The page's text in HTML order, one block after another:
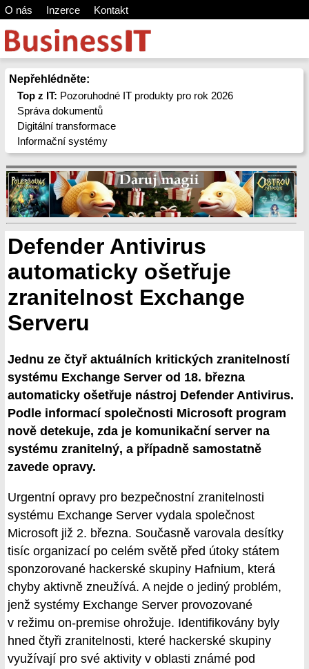
O nás Inzerce Kontakt
Nepřehlédněte:
Top z IT: Pozoruhodné IT produkty pro rok 2026
Správa dokumentů
Digitální transformace
Informační systémy
Defender Antivirus
automaticky ošetřuje
zranitelnost Exchange
Serveru
Jednu ze čtyř aktuálních kritických zranitelností
systému Exchange Server od 18. března
automaticky ošetřuje nástroj Defender Antivirus.
Podle informací společnosti Microsoft program
nově detekuje, zda je komunikační server na
systému zranitelný, a případně samostatně
zavede opravy.
Urgentní opravy pro bezpečnostní zranitelnosti
systému Exchange Server vydala společnost
Microsoft již 2. března. Současně varovala desítky
tisíc organizací po celém světě před útoky státem
sponzorované hackerské skupiny Hafnium, která
chyby aktivně zneužívá. A nejde o jediný problém,
jenž systémy Exchange Server provozované
v režimu on-premise ohrožuje. Identifikovány byly
hned čtyři zranitelnosti, které hackerské skupiny
využívají pro své aktivity v oblasti známé pod